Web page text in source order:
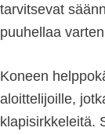
tarvitsevat
puuhellaa
Koneen
aloittelijoille,
klapisirkkeleitä.